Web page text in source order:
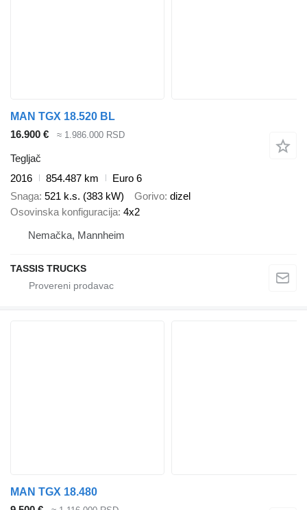
MAN TGX 18.520 BL
16.900 €
≈ 1.986.000 RSD
Tegljač
2016
854.487 km
Euro 6
Snaga 521 k.s. (383 kW) Gorivo dizel
Osovinska konfiguracija 4x2
Nemačka, Mannheim
TASSIS TRUCKS
MAN TGX 18.480